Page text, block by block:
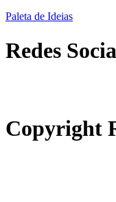
Paleta de Ideias
Redes
Copyright